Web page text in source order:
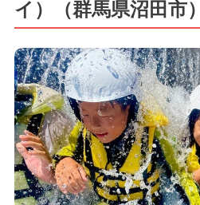
イ）（群馬県沼田市）